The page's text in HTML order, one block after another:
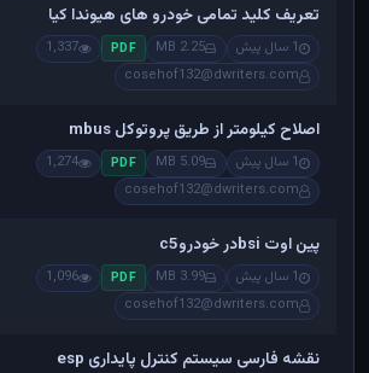
تعریف کلید تمامی خودرو های هیوندا کیا
1 سال پیش 2.25 MB
PDF
1,337
cosehof132@dwriters.com
اصلاح کیلومتر از طریق پروتوکل mbus
1 سال پیش 5.09 MB
PDF
1,274
cosehof132@dwriters.com
پین اوت bsiدر خودروc5
1 سال پیش 3.99 MB
PDF
1,096
cosehof132@dwriters.com
نقشه فارسی سیستم کنترل پایداری esp